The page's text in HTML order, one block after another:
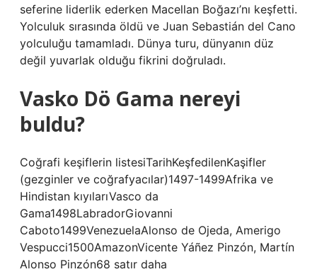
seferine liderlik ederken Macellan Boğazı’nı keşfetti.
Yolculuk sırasında öldü ve Juan Sebastián del Cano
yolculuğu tamamladı. Dünya turu, dünyanın düz
değil yuvarlak olduğu fikrini doğruladı.
Vasko Dö Gama nereyi
buldu?
Coğrafi keşiflerin listesiTarihKeşfedilenKaşifler
(gezginler ve coğrafyacılar)1497-1499Afrika ve
Hindistan kıyılarıVasco da
Gama1498LabradorGiovanni
Caboto1499VenezuelaAlonso de Ojeda, Amerigo
Vespucci1500AmazonVicente Yáñez Pinzón, Martín
Alonso Pinzón68 satır daha